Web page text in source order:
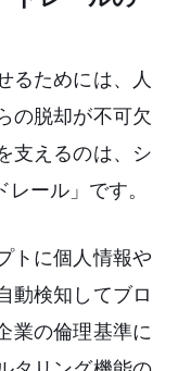
るためには、人
の脱却が不可欠
支えるのは、シ
ール」です。
トに個人情報や
動検知してブロ
業の倫理基準に